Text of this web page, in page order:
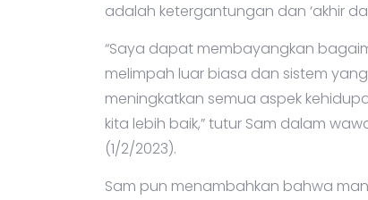
adalah ketergantungan dan ‘akhir
“Saya dapat membayangkan
melimpah luar biasa dan sistem
meningkatkan semua aspek
kita lebih baik,” tutur Sam dalam
(1/2/2023).
Sam pun menambahkan bahwa